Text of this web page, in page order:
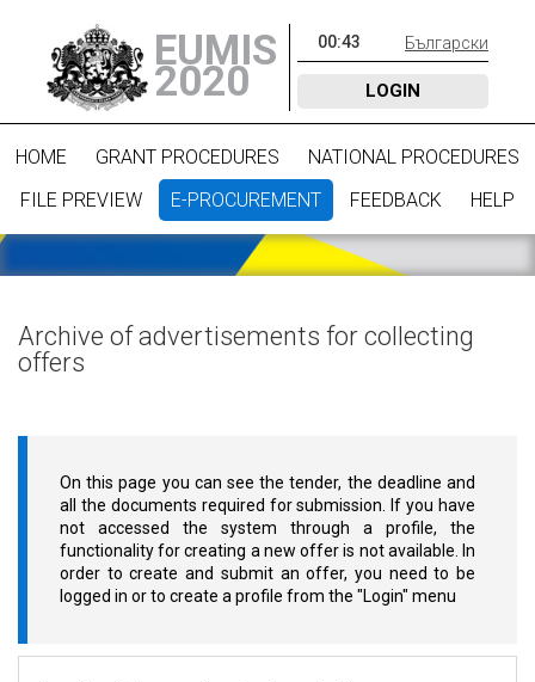
EUMIS
2020
00:43 Български
LOGIN
HOME GRANT PROCEDURES
NATIONAL PROCEDURES
FILE PREVIEW
E-PROCUREMENT FEEDBACK HELP
Archive of advertisements for collecting
offers
On this page you can see the tender, the deadline and
all the documents required for submission. If you have
not accessed the system through a profile, the
functionality for creating a new offer is not available. In
order to create and submit an offer, you need to be
logged in or to create a profile from the "Login" menu